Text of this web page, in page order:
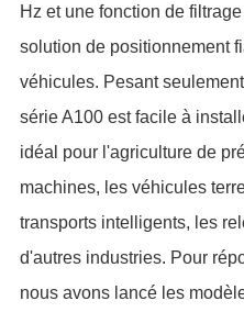
Hz et une fonction de
solution de positionnement
véhicules. Pesant
série A100 est facile à
idéal pour l'agriculture de
machines, les véhicules
transports intelligents, les
d'autres industries. Pour
nous avons lancé les